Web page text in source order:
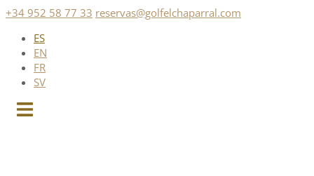
Saltar
contenido
+34 952 58 77 33 reservas@golfelchaparral.com
ES
EN
FR
SV